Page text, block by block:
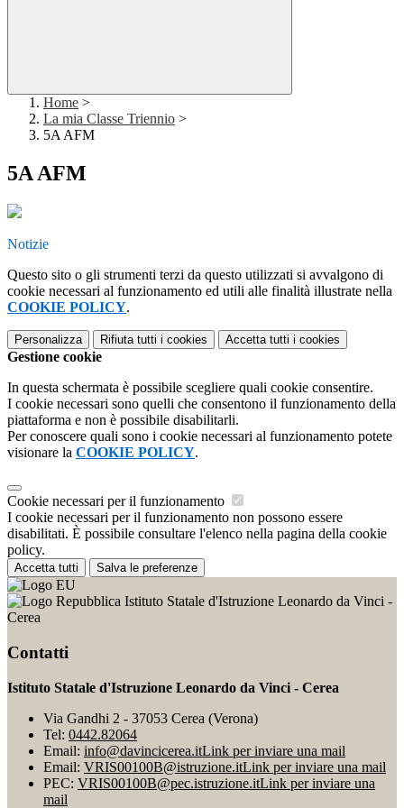
Home >
La mia Classe Triennio >
5A AFM
5A AFM
Notizie
Questo sito o gli strumenti terzi da questo utilizzati si avvalgono di
cookie necessari al funzionamento ed utili alle finalità illustrate nella
COOKIE POLICY.
Personalizza Rifiuta tutti i cookies Accetta tutti i cookies
Gestione cookie
In questa schermata è possibile scegliere quali cookie consentire.
I cookie necessari sono quelli che consentono il funzionamento della
piattaforma e non è possibile disabilitarli.
Per conoscere quali sono i cookie necessari al funzionamento potete
visionare la COOKIE POLICY.
Cookie necessari per il funzionamento
I cookie necessari per il funzionamento non possono essere
disabilitati. È possibile consultare l'elenco nella pagina della cookie
policy.
Accetta tutti Salva le preferenze
Istituto Statale d'Istruzione Leonardo da Vinci -
Cerea
Contatti
Istituto Statale d'Istruzione Leonardo da Vinci - Cerea
Via Gandhi 2 - 37053 Cerea (Verona)
Tel: 0442.82064
Email: info@davincicerea.itLink per inviare una mail
Email: VRIS00100B@istruzione.itLink per inviare una mail
PEC: VRIS00100B@pec.istruzione.itLink per inviare una
mail